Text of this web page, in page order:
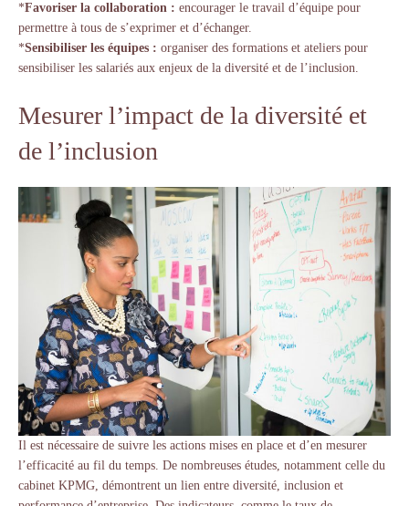
*Favoriser la collaboration : encourager le travail d’équipe pour
permettre à tous de s’exprimer et d’échanger.
*Sensibiliser les équipes : organiser des formations et ateliers pour
sensibiliser les salariés aux enjeux de la diversité et de l’inclusion.
Mesurer l’impact de la diversité et
de l’inclusion
Il est nécessaire de suivre les actions mises en place et d’en mesurer
l’efficacité au fil du temps. De nombreuses études, notamment celle du
cabinet KPMG, démontrent un lien entre diversité, inclusion et